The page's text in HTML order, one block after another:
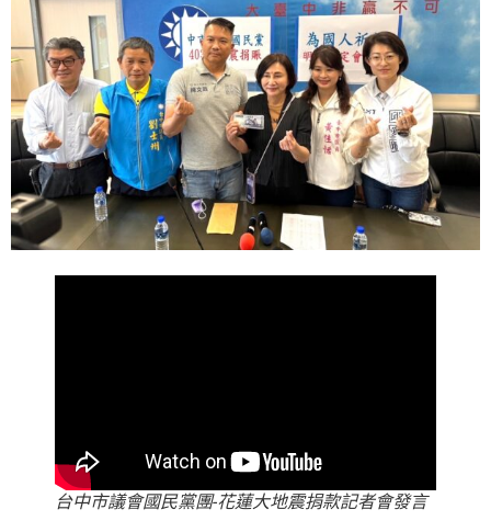
台中市議會國民黨團-花蓮大地震捐款記者會發言